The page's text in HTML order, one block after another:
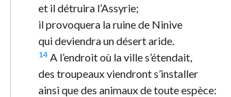
et il détruira l’Assyrie;
il provoquera la ruine de Ninive
qui deviendra un désert aride.
14 A l’endroit où la ville s’étendait,
des troupeaux viendront s’installer
ainsi que des animaux de toute espèce: